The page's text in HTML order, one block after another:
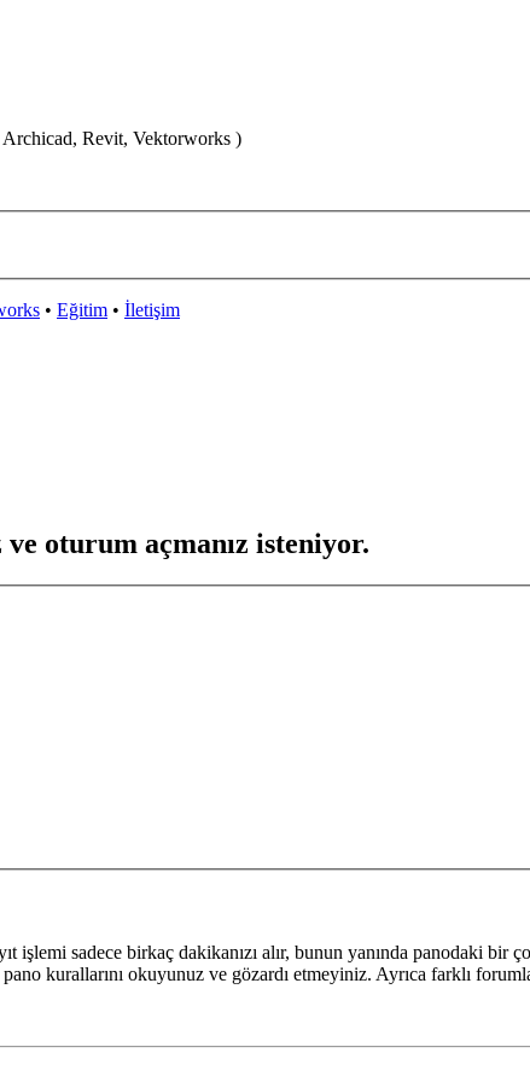
Revit, Vektorworks )
• Eğitim • İletişim
oturum açmanız isteniyor.
sadece birkaç dakikanızı alır, bunun yanında panodaki bir
kurallarını okuyunuz ve gözardı etmeyiniz. Ayrıca farklı